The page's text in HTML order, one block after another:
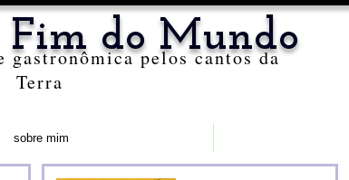
Fim do Mundo
pelos cantos da
Terra
sobre mim